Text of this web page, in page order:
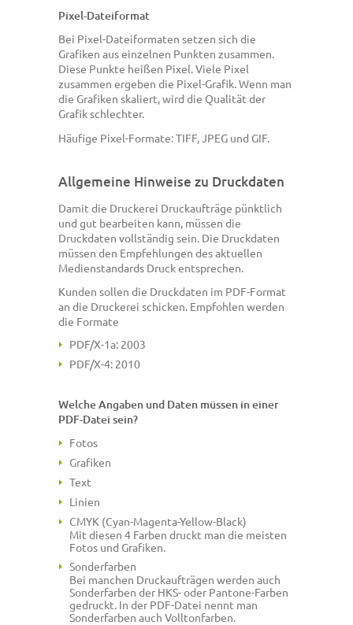
Pixel-Dateiformat
Bei Pixel-Dateiformaten setzen sich die
Grafiken aus einzelnen Punkten zusammen.
Diese Punkte heißen Pixel. Viele Pixel
zusammen ergeben die Pixel-Grafik. Wenn man
die Grafiken skaliert, wird die Qualität der
Grafik schlechter.
Häufige Pixel-Formate: TIFF, JPEG und GIF.
Allgemeine Hinweise zu Druckdaten
Damit die Druckerei Druckaufträge pünktlich
und gut bearbeiten kann, müssen die
Druckdaten vollständig sein. Die Druckdaten
müssen den Empfehlungen des aktuellen
Medienstandards Druck entsprechen.
Kunden sollen die Druckdaten im PDF-Format
an die Druckerei schicken. Empfohlen werden
die Formate
PDF/X-1a: 2003
PDF/X-4: 2010
Welche Angaben und Daten müssen in einer
PDF-Datei sein?
Fotos
Grafiken
Text
Linien
CMYK (Cyan-Magenta-Yellow-Black)
Mit diesen 4 Farben druckt man die meisten
Fotos und Grafiken.
Sonderfarben
Bei manchen Druckaufträgen werden auch
Sonderfarben der HKS- oder Pantone-Farben
gedruckt. In der PDF-Datei nennt man
Sonderfarben auch Volltonfarben.